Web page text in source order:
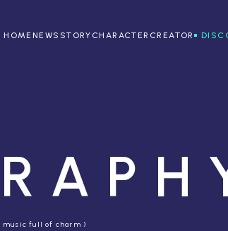
HOME NEWS STORY CHARACTER CREATOR
music full of charm )